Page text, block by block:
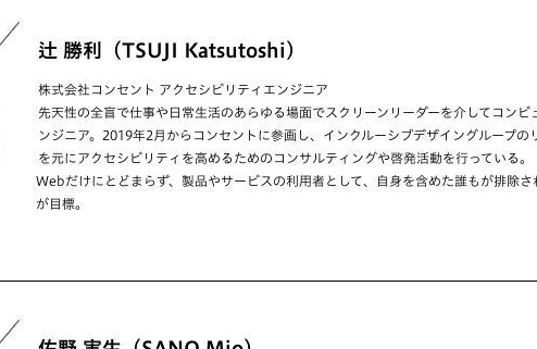
辻 勝利（TSUJI Katsutoshi）
株式会社コンセント アクセシビリティエンジニア
先天性の全盲で仕事や日常生活のあらゆる場面でスクリーンリーダーを介してコンピ
ンジニア。2019年2月からコンセントに参画し、インクルーシブデザイングループの
を元にアクセシビリティを高めるためのコンサルティングや啓発活動を行っている。
Webだけにとどまらず、製品やサービスの利用者として、自身を含めた誰もが排除さ
が目標。